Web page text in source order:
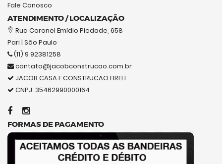
Fale Conosco
ATENDIMENTO / LOCALIZAÇÃO
Rua Coronel Emídio Piedade, 658
Pari | São Paulo
(11) 9 92381258
contato@jacobconstrucao.com.br
JACOB CASA E CONSTRUCAO EIRELI
CNPJ: 35462990000164
FORMAS DE PAGAMENTO